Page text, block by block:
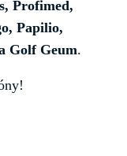
Profimed,
Papilio,
Golf Geum.